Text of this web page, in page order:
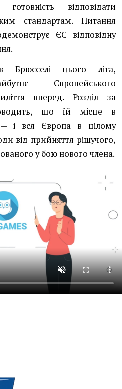
відповідати
стандартам. Питання
ЄС відповідну
Брюсселі цього літа,
Європейського
вперед. Розділ за
що їй місце в
— і вся Європа в цілому
від прийняття рішучого,
у бою нового члена.